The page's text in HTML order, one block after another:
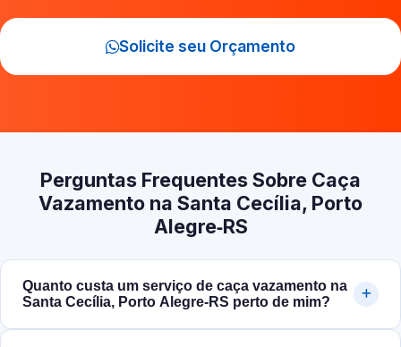
Solicite seu Orçamento
Perguntas Frequentes Sobre Caça
Vazamento na Santa Cecília, Porto
Alegre‑RS
Quanto custa um serviço de caça vazamento na
Santa Cecília, Porto Alegre‑RS perto de mim?